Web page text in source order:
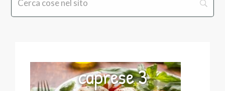
caprese 3